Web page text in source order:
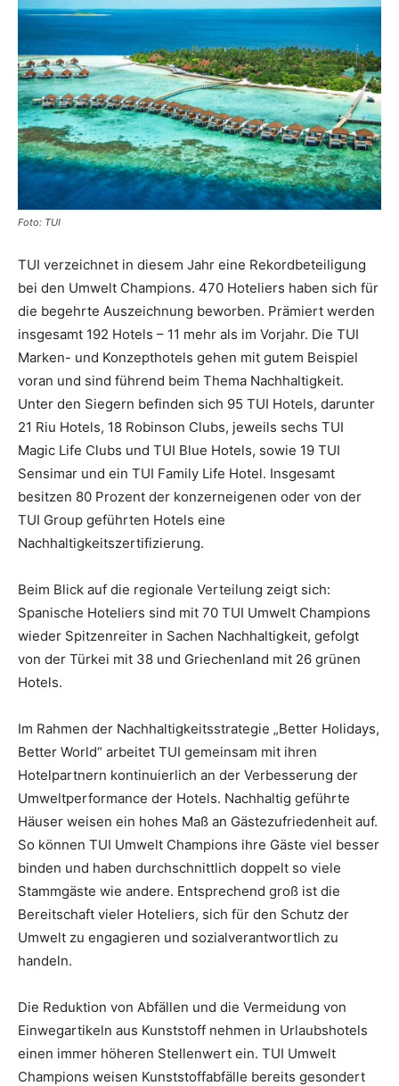
Reiseempfehlungen.
Foto: TUI
TUI verzeichnet in diesem Jahr eine Rekordbeteiligung
bei den Umwelt Champions. 470 Hoteliers haben sich für
die begehrte Auszeichnung beworben. Prämiert werden
insgesamt 192 Hotels – 11 mehr als im Vorjahr. Die TUI
Marken- und Konzepthotels gehen mit gutem Beispiel
voran und sind führend beim Thema Nachhaltigkeit.
Unter den Siegern befinden sich 95 TUI Hotels, darunter
21 Riu Hotels, 18 Robinson Clubs, jeweils sechs TUI
Magic Life Clubs und TUI Blue Hotels, sowie 19 TUI
Sensimar und ein TUI Family Life Hotel. Insgesamt
besitzen 80 Prozent der konzerneigenen oder von der
TUI Group geführten Hotels eine
Nachhaltigkeitszertifizierung.
Beim Blick auf die regionale Verteilung zeigt sich:
Spanische Hoteliers sind mit 70 TUI Umwelt Champions
wieder Spitzenreiter in Sachen Nachhaltigkeit, gefolgt
von der Türkei mit 38 und Griechenland mit 26 grünen
Hotels.
Im Rahmen der Nachhaltigkeitsstrategie „Better Holidays,
Better World“ arbeitet TUI gemeinsam mit ihren
Hotelpartnern kontinuierlich an der Verbesserung der
Umweltperformance der Hotels. Nachhaltig geführte
Häuser weisen ein hohes Maß an Gästezufriedenheit auf.
So können TUI Umwelt Champions ihre Gäste viel besser
binden und haben durchschnittlich doppelt so viele
Stammgäste wie andere. Entsprechend groß ist die
Bereitschaft vieler Hoteliers, sich für den Schutz der
Umwelt zu engagieren und sozialverantwortlich zu
handeln.
Die Reduktion von Abfällen und die Vermeidung von
Einwegartikeln aus Kunststoff nehmen in Urlaubshotels
einen immer höheren Stellenwert ein. TUI Umwelt
Champions weisen Kunststoffabfälle bereits gesondert